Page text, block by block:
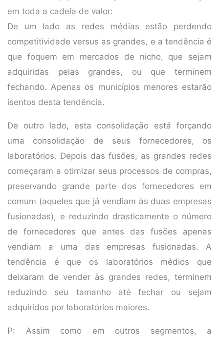
em toda a cadeia de valor:
De um lado as redes médias estão perdendo
competitividade versus as grandes, e a tendência é
que foquem em mercados de nicho, que sejam
adquiridas pelas grandes, ou que terminem
fechando. Apenas os municípios menores estarão
isentos desta tendência.
De outro lado, esta consolidação está forçando
uma consolidação de seus fornecedores, os
laboratórios. Depois das fusões, as grandes redes
começaram a otimizar seus processos de compras,
preservando grande parte dos fornecedores em
comum (aqueles que já vendiam às duas empresas
fusionadas), e reduzindo drasticamente o número
de fornecedores que antes das fusões apenas
vendiam a uma das empresas fusionadas. A
tendência é que os laboratórios médios que
deixaram de vender às grandes redes, terminem
reduzindo seu tamanho até fechar ou sejam
adquiridos por laboratórios maiores.
P: Assim como em outros segmentos, a